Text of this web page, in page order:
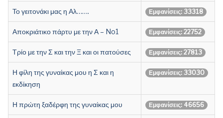
Το γειτονάκι μας η Αλ……. Εμφανίσεις: 33318
Αποκριάτικο πάρτυ με την Α – No1 Εμφανίσεις: 22752
Τρίο με την Σ και την Ξ και οι πατούσες Εμφανίσεις: 27813
Η φίλη της γυναίκας μου η Σ και η
εκδίκηση
Εμφανίσεις: 33030
Η πρώτη ξαδέρφη της γυναίκας μου Εμφανίσεις: 46656